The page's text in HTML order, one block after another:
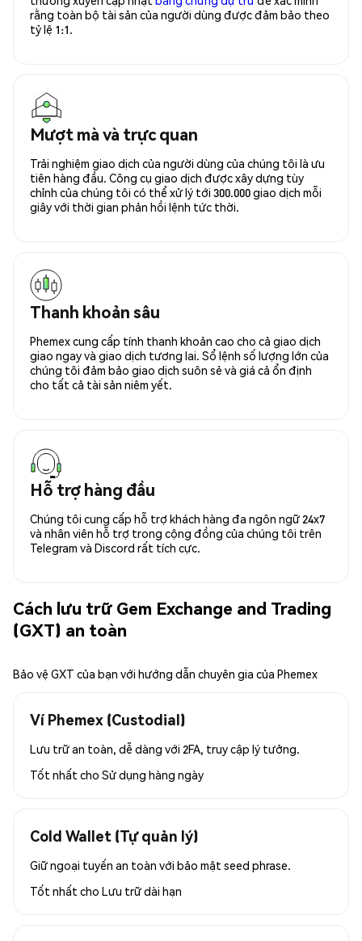
rằng toàn bộ tài sản của người dùng được đảm bảo theo
tỷ lệ 1:1.
Mượt mà và trực quan
Trải nghiệm giao dịch của người dùng của chúng tôi là ưu
tiên hàng đầu. Công cụ giao dịch được xây dựng tùy
chỉnh của chúng tôi có thể xử lý tới 300.000 giao dịch mỗi
giây với thời gian phản hồi lệnh tức thời.
Thanh khoản sâu
Phemex cung cấp tính thanh khoản cao cho cả giao dịch
giao ngay và giao dịch tương lai. Sổ lệnh số lượng lớn của
chúng tôi đảm bảo giao dịch suôn sẻ và giá cả ổn định
cho tất cả tài sản niêm yết.
Hỗ trợ hàng đầu
Chúng tôi cung cấp hỗ trợ khách hàng đa ngôn ngữ 24x7
và nhân viên hỗ trợ trong cộng đồng của chúng tôi trên
Telegram và Discord rất tích cực.
Cách lưu trữ Gem Exchange and Trading
(GXT) an toàn
Bảo vệ GXT của bạn với hướng dẫn chuyên gia của Phemex
Ví Phemex (Custodial)
Lưu trữ an toàn, dễ dàng với 2FA, truy cập lý tưởng.
Tốt nhất cho Sử dụng hàng ngày
Cold Wallet (Tự quản lý)
Giữ ngoại tuyến an toàn với bảo mật seed phrase.
Tốt nhất cho Lưu trữ dài hạn